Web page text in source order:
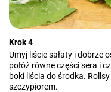
Krok 4
Umyj liście sałaty i dobrze
połóż równe części sera i
boki liścia do środka.
szczypiorem.